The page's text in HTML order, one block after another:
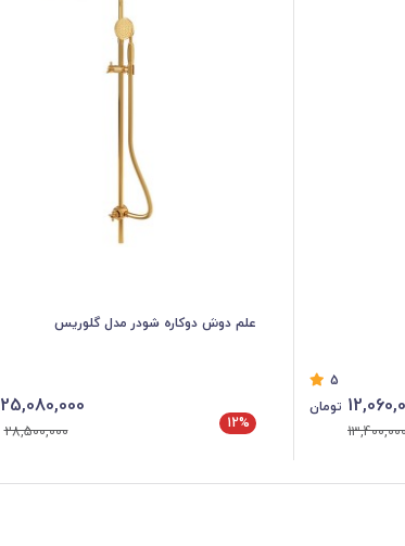
5
تومان
علم دوش دوکاره شودر مدل گلوریس
12%
25,080,000
28,500,000